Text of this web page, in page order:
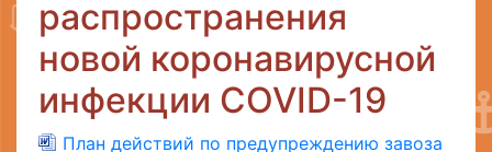
распространения
новой коронавирусной
инфекции COVID-19
План действий по предупреждению завоза